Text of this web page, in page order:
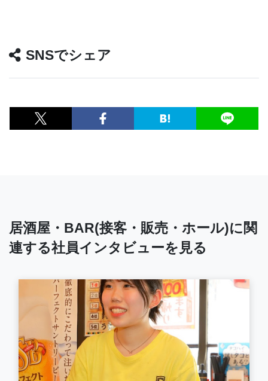
SNSでシェア
居酒屋・BAR(接客・販売・ホール)に関
連する社員インタビューを見る